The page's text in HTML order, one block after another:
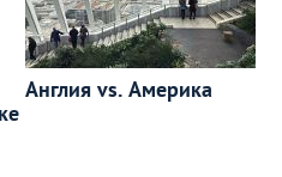
Англия vs. Америка